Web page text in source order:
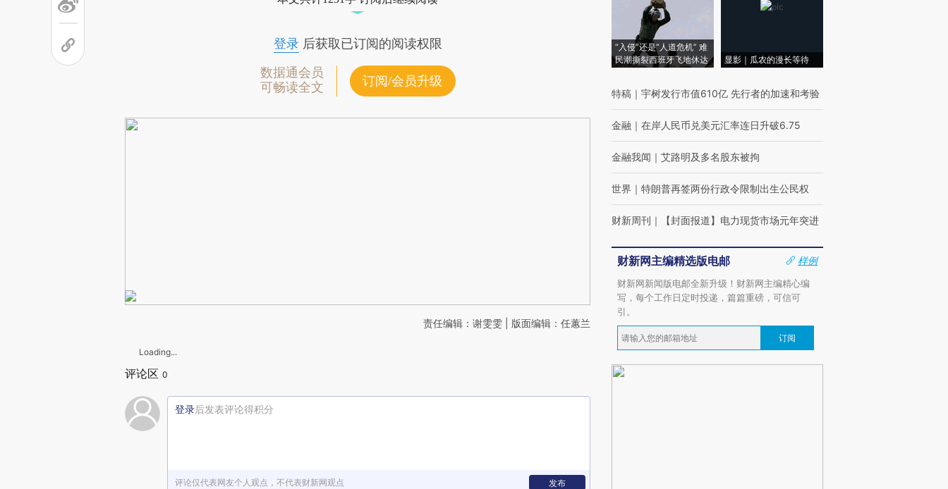
登录后获取已订阅的阅读权限
数据通会员
可畅读全文
订阅/会员升级
责任编辑：谢雯雯 | 版面编辑：任蕙兰
Loading...
评论区 0
登录后发表评论得积分
评论仅代表网友个人观点，不代表财新网观点 发布
“入侵”还是“人道危机” 难
民潮撕裂西班牙飞地休达
显影｜瓜农的漫长等待
特稿 ｜ 宇树发行市值610亿 先行者的加速和考验
金融 ｜ 在岸人民币兑美元汇率连日升破6.75
金融我闻 ｜ 艾路明及多名股东被拘
世界 ｜ 特朗普再签两份行政令限制出生公民权
财新周刊 ｜ 【封面报道】电力现货市场元年突进
财新网主编精选版电邮
样例
财新网新闻版电邮全新升级！财新网主编精心编
写，每个工作日定时投递，篇篇重磅，可信可
引。
订阅